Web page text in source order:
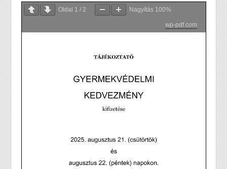
Oldal 1 /2 Nagyítás 100%
wp-pdf.com